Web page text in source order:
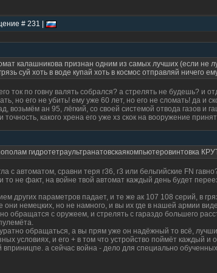
# 231 |
калашникова признан одним из самых лучших (если не
суй хоть в воде купай хоть в космос отправляй ничего
ток по говну валять собрался? а стрелять не будешь? и
но его не убить! ему уже 60 лет, но его не сломать! да и
возьмём ан 95, лёгкий, со своей системой отвода газов и
точность, какого хрена его уже хз скок на вооружение
гидротетраультранатовскаякомпьютеровинтовка
с автоматом, сравни теря г36, г3 или бельгийские FN
то не факт, на войне твой автомат каждый день будет
других параметров падает, и те же ак 107 108 серий, в
немецких, но не намного, и вы их где в нашей армии
обращатся с оружеем, и стрелять с гараздо большего
обращаться, а вы прям уже он надёжный то всё,
условиях, и его + в том что устройство поймёт каждый и
вприницпе. а сейчас война - дело для специально